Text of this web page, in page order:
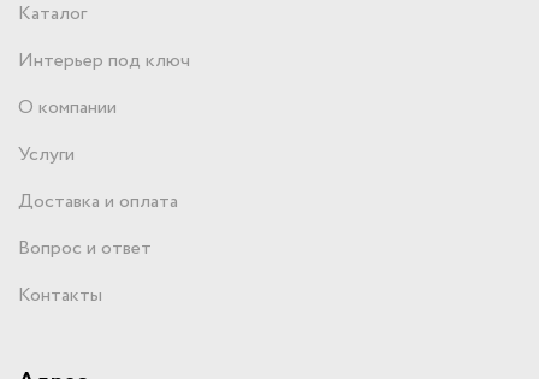
Каталог
Интерьер под ключ
О компании
Услуги
Доставка и оплата
Вопрос и ответ
Контакты